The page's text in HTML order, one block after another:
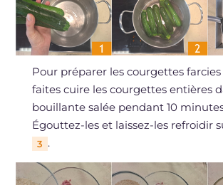
Pour préparer les courgettes farcies
faites cuire les courgettes entières
bouillante salée pendant 10
Égouttez-les et laissez-les refroidir
3 .